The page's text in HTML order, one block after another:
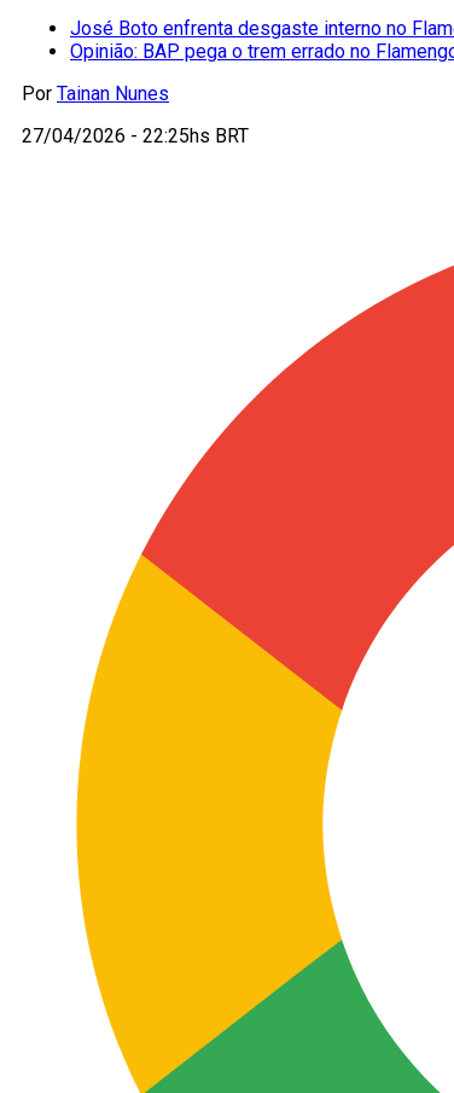
José Boto enfrenta desgaste interno no
Opinião: BAP pega o trem errado no
Por Tainan Nunes
27/04/2026 - 22:25hs BRT